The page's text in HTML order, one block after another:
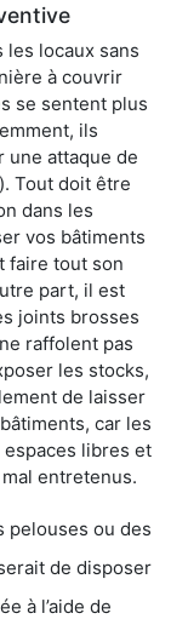
locaux sans
à couvrir
se sentent plus
ils
une attaque de
Tout doit être
dans les
vos bâtiments
faire tout son
part, il est
joints brosses
raffolent pas
les stocks,
de laisser
car les
libres et
entretenus.
pelouses ou des
de disposer
à l’aide de